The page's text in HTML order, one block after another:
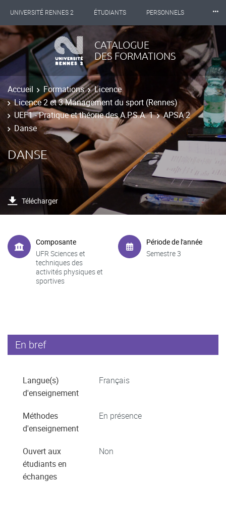
UNIVERSITÉ RENNES 2 ÉTUDIANTS PERSONNELS
INTERNATIONAL PROFESSIONNELS BIBLIOTHÈQUES
LES NOUVELLES DE RENNES 2
⸱⸱⸱
CATALOGUE
DES FORMATIONS
Accueil Formations
Licence
Licence 2 et 3 Management du sport (Rennes)
UEF1 - Pratique et théorie des A.P.S.A. 1
APSA 2
Danse
DANSE
Télécharger
Composante
UFR Sciences et
techniques des
activités physiques et
sportives
Période de l'année
Semestre 3
En bref
Langue(s)
d'enseignement
Français
Méthodes
d'enseignement
En présence
Ouvert aux
étudiants en
échanges
Non